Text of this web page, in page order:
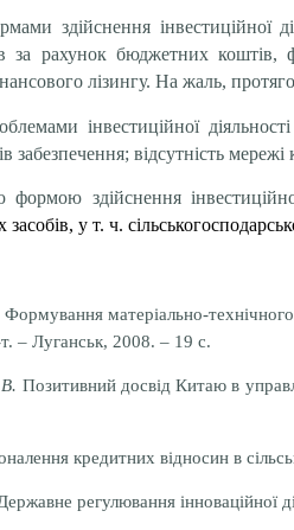
здійснення інвестиційної
за рахунок бюджетних коштів,
лізингу. На жаль,
інвестиційної
забезпечення; відсутність
здійснення
засобів, у т. ч.
Формування матеріально-
– Луганськ, 2008. – 19 с.
Позитивний досвід Китаю в
кредитних відносин в
регулювання